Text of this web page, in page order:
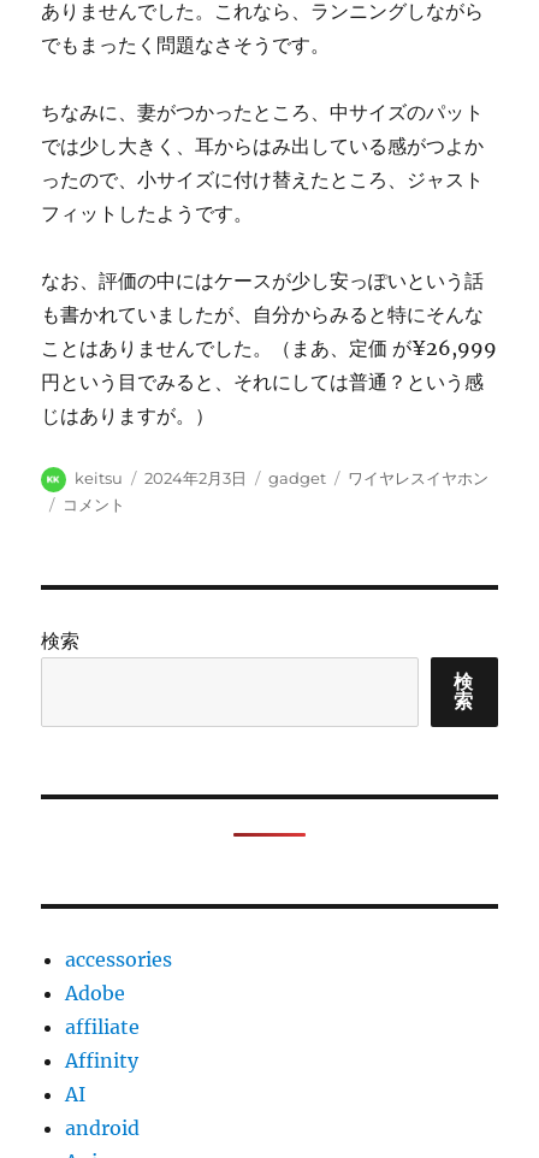
ありませんでした。これなら、ランニングしながら
でもまったく問題なさそうです。
ちなみに、妻がつかったところ、中サイズのパット
では少し大きく、耳からはみ出している感がつよか
ったので、小サイズに付け替えたところ、ジャスト
フィットしたようです。
なお、評価の中にはケースが少し安っぽいという話
も書かれていましたが、自分からみると特にそんな
ことはありませんでした。（まあ、定価 が¥26,999
円という目でみると、それにしては普通？という感
じはありますが。）
投
稿
keitsu
投
2024年2月3日
カ
gadget
タ
ワイヤレスイヤホン
Pixel
ヤ
ホ
ャ
た
で
Amazon
93%
割
引
ワ
コメント
検索
検
索
accessories
Adobe
affiliate
Affinity
AI
android